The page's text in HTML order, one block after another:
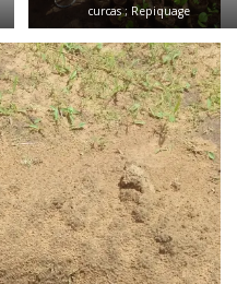
curcas ; Repiquage